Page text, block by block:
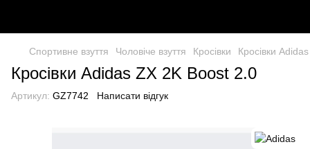
Спортивне взуття Чоловіче взуття Кросівки Кросівки
Кросівки Adidas ZX 2K Boost 2.0
Артикул: GZ7742 Написати відгук